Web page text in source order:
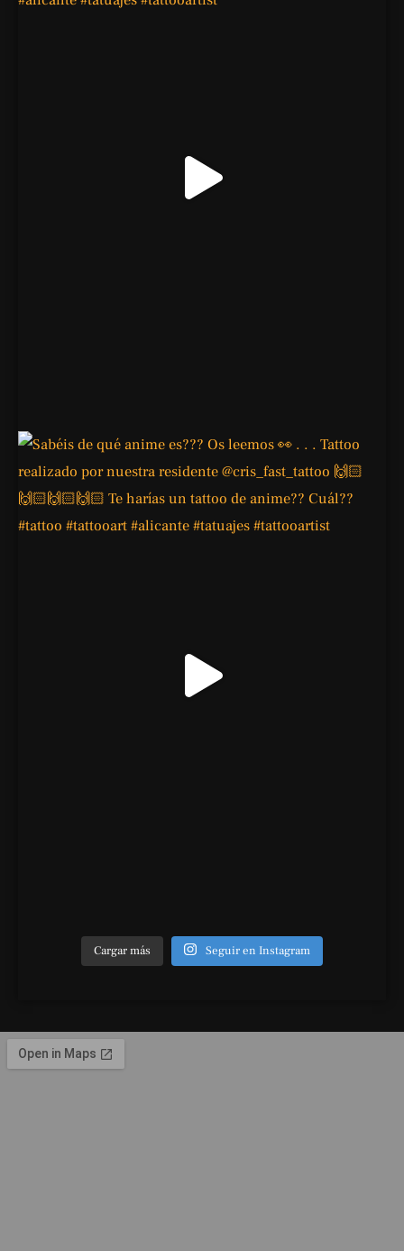
Cargar más Seguir en Instagram